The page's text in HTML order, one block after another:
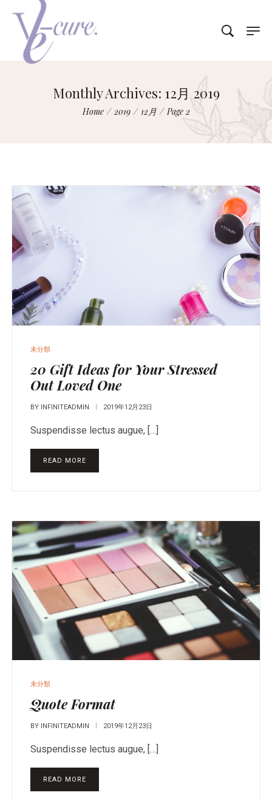
Monthly Archives: 12月 2019
Home / 2019 / 12月 / Page 2
未分類
20 Gift Ideas for Your Stressed
Out Loved One
BY INFINITEADMIN 2019年12月23日
Suspendisse lectus augue, […]
READ MORE
未分類
Quote Format
BY INFINITEADMIN 2019年12月23日
Suspendisse lectus augue, […]
READ MORE